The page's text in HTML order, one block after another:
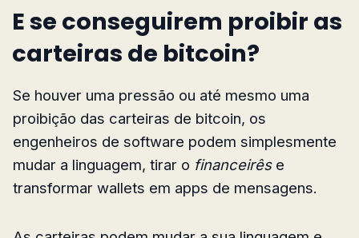
E se conseguirem proibir as
carteiras de bitcoin?
Se houver uma pressão ou até mesmo uma
proibição das carteiras de bitcoin, os
engenheiros de software podem simplesmente
mudar a linguagem, tirar o financeirêse
transformar wallets em apps de mensagens.